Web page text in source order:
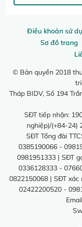
Điều khoản sử
Sơ đồ trang
© Bản quyền 2018
Tháp BIDV, Số 194
SĐT tiếp nhận:
nghiệp)/(+84-24)
SĐT Tổng đài
0385190066 -
0981951333 | SĐT
0336128333 -
0822150068 | SĐT xác
02422200520 -